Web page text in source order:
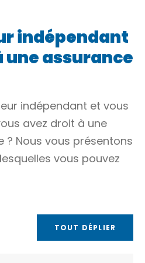
indépendant
assurance
indépendant et vous
avez droit à une
Nous vous présentons
vous pouvez
TOUT DÉPLIER